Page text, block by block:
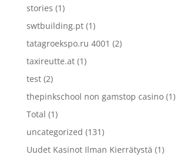
stories (1)
swtbuilding.pt(1)
tatagroekspo.ru 4001 (2)
taxireutte.at(1)
test(2)
thepinkschool non gamstop casino(1)
Total (1)
uncategorized (131)
Uudet Kasinot Ilman Kierrätystä (1)